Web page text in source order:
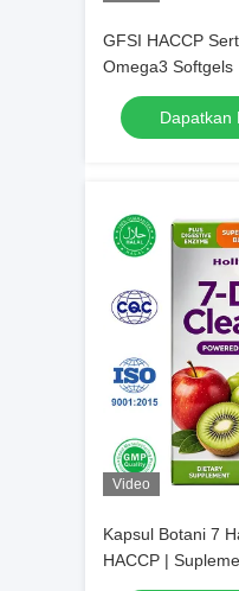
GFSI HACCP
Omega3 Softgels
Dapatkan
Video
Kapsul Botani 7
HACCP |
Harian